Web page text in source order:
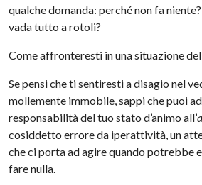
qualche domanda: perché non fa
vada tutto a rotoli?
Come affronteresti in una situazione del
Se pensi che ti sentiresti a disagio nel
mollemente immobile, sappi che puoi
responsabilità del tuo stato d’animo all’
cosiddetto errore da iperattività, un
che ci porta ad agire quando potrebbe
fare nulla.